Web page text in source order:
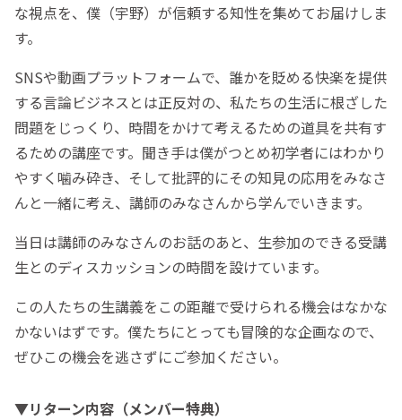
な視点を、僕（宇野）が信頼する知性を集めてお届けしま
す。
SNSや動画プラットフォームで、誰かを貶める快楽を提供
する言論ビジネスとは正反対の、私たちの生活に根ざした
問題をじっくり、時間をかけて考えるための道具を共有す
るための講座です。聞き手は僕がつとめ初学者にはわかり
やすく噛み砕き、そして批評的にその知見の応用をみなさ
んと一緒に考え、講師のみなさんから学んでいきます。
当日は講師のみなさんのお話のあと、生参加のできる受講
生とのディスカッションの時間を設けています。
この人たちの生講義をこの距離で受けられる機会はなかな
かないはずです。僕たちにとっても冒険的な企画なので、
ぜひこの機会を逃さずにご参加ください。
▼リターン内容（メンバー特典）